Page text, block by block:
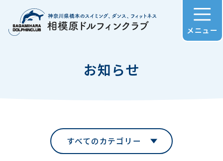
メニュー
お知らせ
すべてのカテゴリー